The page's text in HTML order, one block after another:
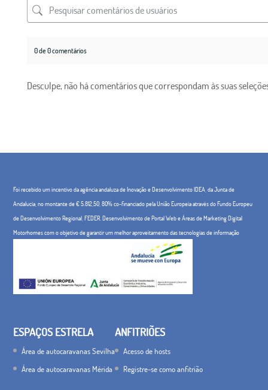
0 de 0 comentários
Desculpe, não há comentários que correspondam às suas
Foi recebido um incentivo da agência andaluza de Inovação e Desenvolvimento IDEA, da Junta de
Andalucía, no montante de € 5.812,50, 80% co-financiado pela União Europeia através do Fundo Europeu
de Desenvolvimento Regional, FEDER. Desenvolvimento de Portal Web e Áreas de Marketing Digital
Motorhomes com o objetivo de garantir um melhor aproveitamento das tecnologias de informação
ESPAÇOS ESTRELA
Área de autocaravanas Sevilha
Área de autocaravanas Mérida
ANFITRIÕES
Acesso de hosts
Registre-se como anfitrião